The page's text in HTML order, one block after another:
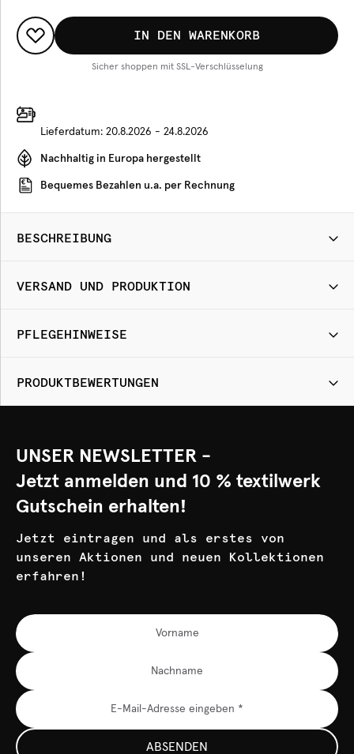
IN DEN WARENKORB
Sicher shoppen mit SSL-Verschlüsselung
Lieferdatum: 20.8.2026 - 24.8.2026
Nachhaltig in Europa hergestellt
Bequemes Bezahlen u.a. per Rechnung
BESCHREIBUNG
VERSAND UND PRODUKTION
PFLEGEHINWEISE
PRODUKTBEWERTUNGEN
UNSER NEWSLETTER -
Jetzt anmelden und 10 % textilwerk
Gutschein erhalten!
Jetzt eintragen und als erstes von
unseren Aktionen und neuen Kollektionen
erfahren!
ABSENDEN